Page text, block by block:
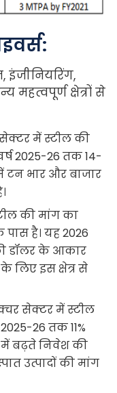
इंजीनियरिंग,
महत्वपूर्ण क्षेत्रों से
में स्टील की
2025-26 तक 14-
टन भार और बाजार
की मांग का
पास है। यह 2026
डॉलर के आकार
लिए इस क्षेत्र से
सेक्टर में स्टील
26 तक 11%
में बढ़ते निवेश की
उत्पादों की मांग